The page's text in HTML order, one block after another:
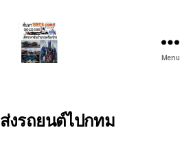
ลาก
รถ
Menu
ส่งรถยนต์ไปกทม